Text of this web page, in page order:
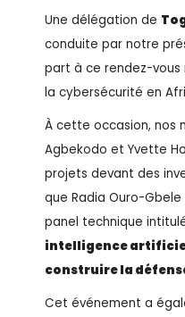
Une délégation de
conduite par notre
part à ce rendez-vous
la cybersécurité en
À cette occasion, nos
Agbekodo et Yvette
projets devant des
que Radia Ouro-
panel technique
intelligence
construire la
Cet événement a